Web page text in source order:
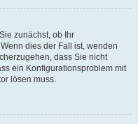
zunächst, ob Ihr
dies der Fall ist, wenden
dass Sie nicht
ein Konfigurationsproblem mit
lösen muss.